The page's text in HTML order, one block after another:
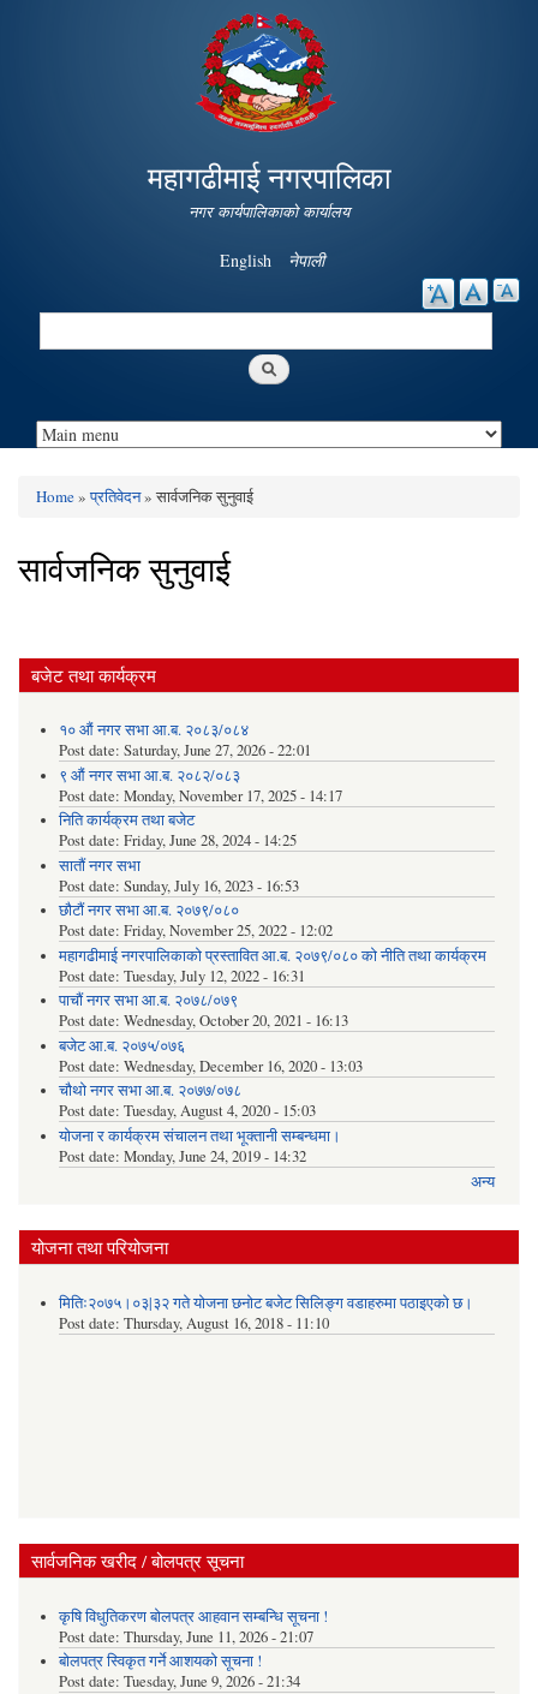
Skip to
main
content
महागढीमाई नगरपालिका
नगर कार्यपालिकाको कार्यालय
English नेपाली
Search
You are here
Home»प्रतिवेदन» सार्वजनिक सुनुवाई
सार्वजनिक सुनुवाई
बजेट तथा कार्यक्रम
१० औं नगर सभा आ.ब. २०८३/०८४
Post date: Saturday, June 27, 2026 - 22:01
९ औं नगर सभा आ.ब. २०८२/०८३
Post date: Monday, November 17, 2025 - 14:17
निति कार्यक्रम तथा बजेट
Post date: Friday, June 28, 2024 - 14:25
सातौं नगर सभा
Post date: Sunday, July 16, 2023 - 16:53
छौटौं नगर सभा आ.ब. २०७९/०८०
Post date: Friday, November 25, 2022 - 12:02
महागढीमाई नगरपालिकाको प्रस्तावित आ.ब. २०७९/०८० को नीति तथा कार्यक्रम
Post date: Tuesday, July 12, 2022 - 16:31
पाचौं नगर सभा आ.ब. २०७८/०७९
Post date: Wednesday, October 20, 2021 - 16:13
बजेट आ.ब. २०७५/०७६
Post date: Wednesday, December 16, 2020 - 13:03
चौथो नगर सभा आ.ब. २०७७/०७८
Post date: Tuesday, August 4, 2020 - 15:03
योजना र कार्यक्रम संचालन तथा भूक्तानी सम्बन्धमा।
Post date: Monday, June 24, 2019 - 14:32
अन्य
योजना तथा परियोजना
मितिः२०७५।०३|३२ गते योजना छनोट बजेट सिलिङ्ग वडाहरुमा पठाइएको छ​।
Post date: Thursday, August 16, 2018 - 11:10
सार्वजनिक खरीद / बोलपत्र सूचना
कृषि विधुतिकरण बोलपत्र आहवान सम्बन्धि सूचना !
Post date: Thursday, June 11, 2026 - 21:07
बोलपत्र स्विकृत गर्ने आशयको सूचना !
Post date: Tuesday, June 9, 2026 - 21:34